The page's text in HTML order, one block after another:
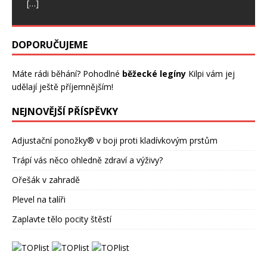
[…]
DOPORUČUJEME
Máte rádi běhání? Pohodlné běžecké legíny Kilpi vám jej
udělají ještě příjemnějším!
NEJNOVĚJŠÍ PŘÍSPĚVKY
Adjustační ponožky® v boji proti kladívkovým prstům
Trápí vás něco ohledně zdraví a výživy?
Ořešák v zahradě
Plevel na talíři
Zaplavte tělo pocity štěstí